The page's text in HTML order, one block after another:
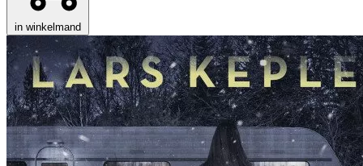
in winkelmand